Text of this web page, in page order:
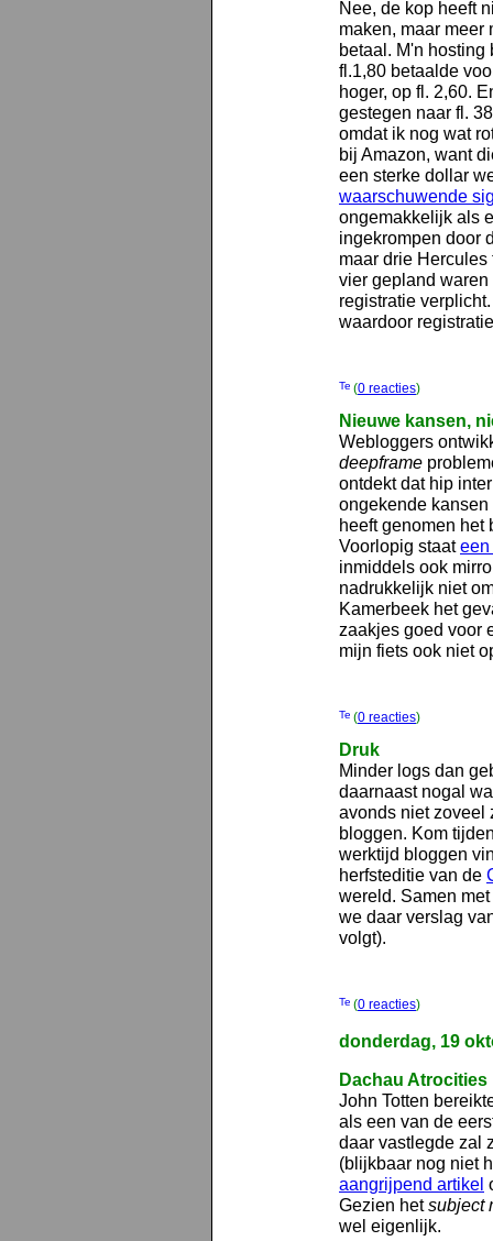
Nee, de kop heeft
maken, maar meer
betaal. M'n
fl.1,80 betaalde
hoger, op fl. 2,60.
gestegen naar fl.
omdat ik nog wat
bij Amazon, want
een sterke dollar
waarschuwende
ongemakkelijk als
ingekrompen door
maar drie
vier gepland
registratie
waardoor
(0 reacties)
Nieuwe kansen,
Webloggers
deepframe
ontdekt dat hip
ongekende
heeft genomen het
Voorlopig staateen
inmiddels ook
nadrukkelijk niet
Kamerbeek het
zaakjes goed voor
mijn fiets ook niet
(0 reacties)
Druk
Minder logs dan
daarnaast nogal
avonds niet zoveel
bloggen. Kom
werktijd bloggen
herfsteditie van de
wereld. Samen
we daar verslag
volgt).
(0 reacties)
donderdag, 19
Dachau Atrocities
John Totten
als een van de
daar vastlegde zal
(blijkbaar nog niet
aangrijpend artikel
Gezien hetsubject
wel eigenlijk.